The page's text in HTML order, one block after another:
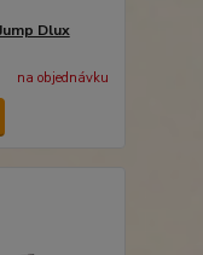
Dlux
na objednávku